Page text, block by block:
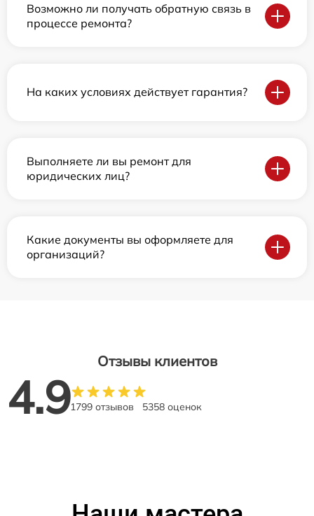
Возможно ли получать обратную связь в
процессе ремонта?
На каких условиях действует гарантия?
Выполняете ли вы ремонт для
юридических лиц?
Какие документы вы оформляете для
организаций?
Отзывы клиентов
4.91799 отзывов 5358 оценок